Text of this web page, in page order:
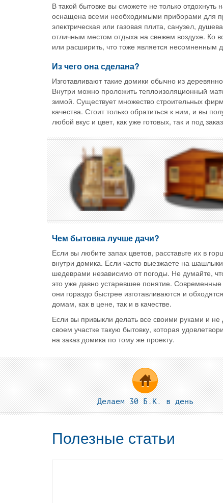
В такой бытовке вы сможете не только
оснащена всеми необходимыми приборами для
электрическая или газовая плита, санузел,
отличным местом отдыха на свежем воздухе. Ко
или расширить, что тоже является несомненным
Из чего она сделана?
Изготавливают такие домики обычно из
Внутри можно проложить теплоизоляционный
зимой. Существует множество строительных
качества. Стоит только обратиться к ним, и вы
любой вкус и цвет, как уже готовых, так и под
Чем бытовка лучше дачи?
Если вы любите запах цветов, расставьте их в
внутри домика. Если часто выезжаете на
шедеврами независимо от погоды. Не думайте,
это уже давно устаревшее понятие.
они гораздо быстрее изготавливаются и
домам, как в цене, так и в качестве.
Если вы привыкли делать все своими руками и
своем участке такую бытовку, которая
на заказ домика по тому же проекту.
Делаем 30 Б.К. в день
Полезные статьи